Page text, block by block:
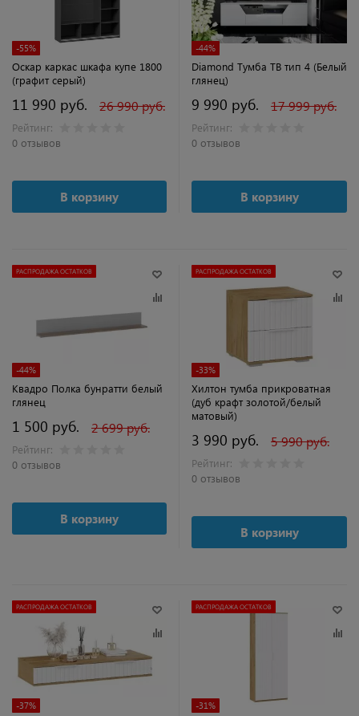
-55%
Оскар каркас шкафа купе 1800
(графит серый)
11 990 руб. 26 990 руб.
Рейтинг:
0 отзывов
В корзину
-44%
Diamond Тумба ТВ тип 4 (Белый
глянец)
9 990 руб. 17 999 руб.
Рейтинг:
0 отзывов
В корзину
РАСПРОДАЖА ОСТАТКОВ
-44%
Квадро Полка бунратти белый
глянец
1 500 руб. 2 699 руб.
Рейтинг:
0 отзывов
В корзину
РАСПРОДАЖА ОСТАТКОВ
-33%
Хилтон тумба прикроватная
(дуб крафт золотой/белый
матовый)
3 990 руб. 5 990 руб.
Рейтинг:
0 отзывов
В корзину
РАСПРОДАЖА ОСТАТКОВ
-37%
РАСПРОДАЖА ОСТАТКОВ
-31%